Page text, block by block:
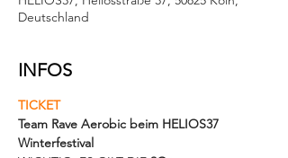
Deutschland
INFOS
TICKET
Team Rave Aerobic beim HELIOS37
Winterfestival